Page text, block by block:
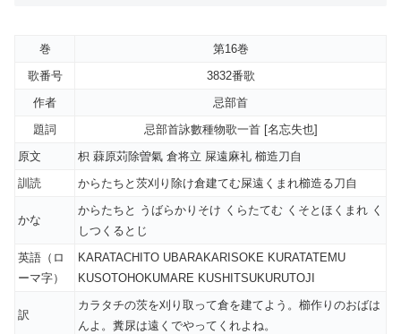
巻
第16巻
歌番号
3832番歌
作者
忌部首
題詞
忌部首詠數種物歌一首 [名忘失也]
原文
枳 蕀原苅除曽氣 倉将立 屎遠麻礼 櫛造刀自
訓読
からたちと茨刈り除け倉建てむ屎遠くまれ櫛造る刀自
かな
からたちと うばらかりそけ くらたてむ くそとほくまれ く
しつくるとじ
英語（ロ
ーマ字）
KARATACHITO UBARAKARISOKE KURATATEMU
KUSOTOHOKUMARE KUSHITSUKURUTOJI
訳
カラタチの茨を刈り取って倉を建てよう。櫛作りのおばは
んよ。糞尿は遠くでやってくれよね。